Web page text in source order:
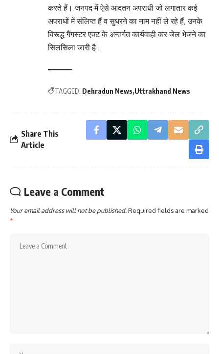
करते हैं। जनपद में ऐसे आदतन अपराधी जो लगातार कई
अपराधों में संलिप्त हैं व सुधरने का नाम नहीं ले रहे हैं, उनके
विरूद्ध गैंगस्टर एक्ट के अन्तर्गत कार्यवाही कर जेल भेजने का
सिलसिला जारी है।
TAGGED: Dehradun News Uttrakhand News
Share This
Article
Leave a Comment
Your email address will not be published.Required fields are marked
*